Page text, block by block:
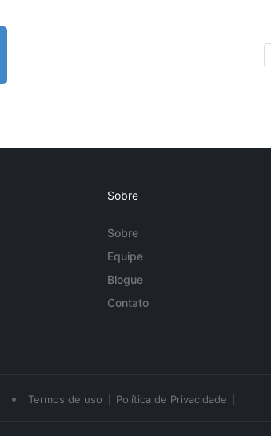
Sobre
Sobre
Equipe
Blogue
Contato
• Termos de uso Política de Privacidade